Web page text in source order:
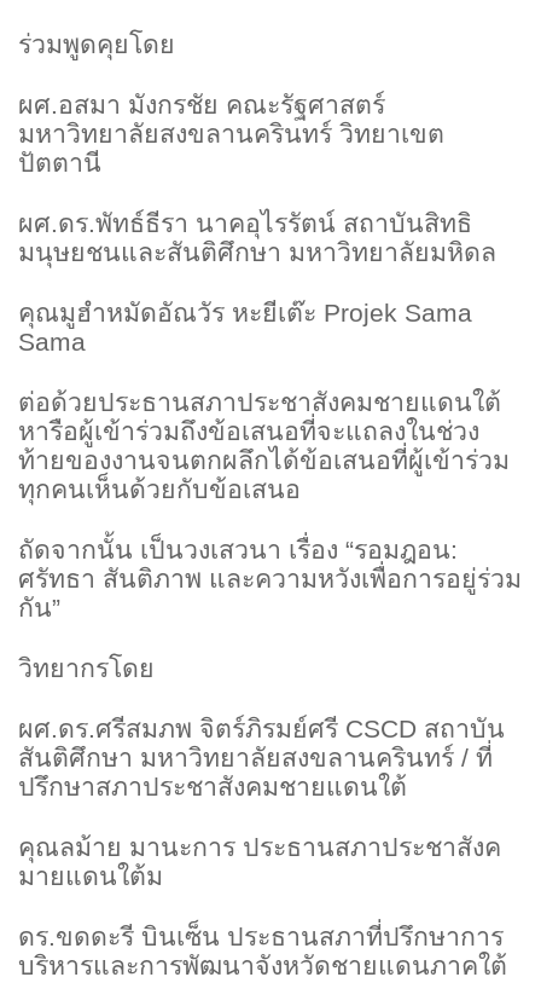
ร่วมพูดคุยโดย
ผศ.อสมา มังกรชัย คณะรัฐศาสตร์
มหาวิทยาลัยสงขลานครินทร์ วิทยาเขต
ปัตตานี
ผศ.ดร.พัทธ์ธีรา นาคอุไรรัตน์ สถาบันสิทธิ
มนุษยชนและสันติศึกษา มหาวิทยาลัยมหิดล
คุณมูฮำหมัดอัณวัร หะยีเต๊ะ Projek Sama
Sama
ต่อด้วยประธานสภาประชาสังคมชายแดนใต้
หารือผู้เข้าร่วมถึงข้อเสนอที่จะแถลงในช่วง
ท้ายของงานจนตกผลึกได้ข้อเสนอที่ผู้เข้าร่วม
ทุกคนเห็นด้วยกับข้อเสนอ
ถัดจากนั้น เป็นวงเสวนา เรื่อง “รอมฎอน:
ศรัทธา สันติภาพ และความหวังเพื่อการอยู่ร่วม
กัน”
วิทยากรโดย
ผศ.ดร.ศรีสมภพ จิตร์ภิรมย์ศรี CSCD สถาบัน
สันติศึกษา มหาวิทยาลัยสงขลานครินทร์ / ที่
ปรึกษาสภาประชาสังคมชายแดนใต้
คุณลม้าย มานะการ ประธานสภาประชาสังค
มายแดนใต้ม
ดร.ขดดะรี บินเซ็น ประธานสภาที่ปรึกษาการ
บริหารและการพัฒนาจังหวัดชายแดนภาคใต้